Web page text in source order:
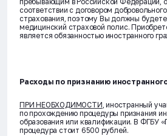
соответствии с договором
страхования, поэтому Вы должны
медицинский страховой полис.
является обязанностью иностранного
Расходы по признанию
ПРИ НЕОБХОДИМОСТИ, иностранный
по прохождению процедуры признания
образования или квалификации. В ФГБУ
процедура стоит 6500 рублей.